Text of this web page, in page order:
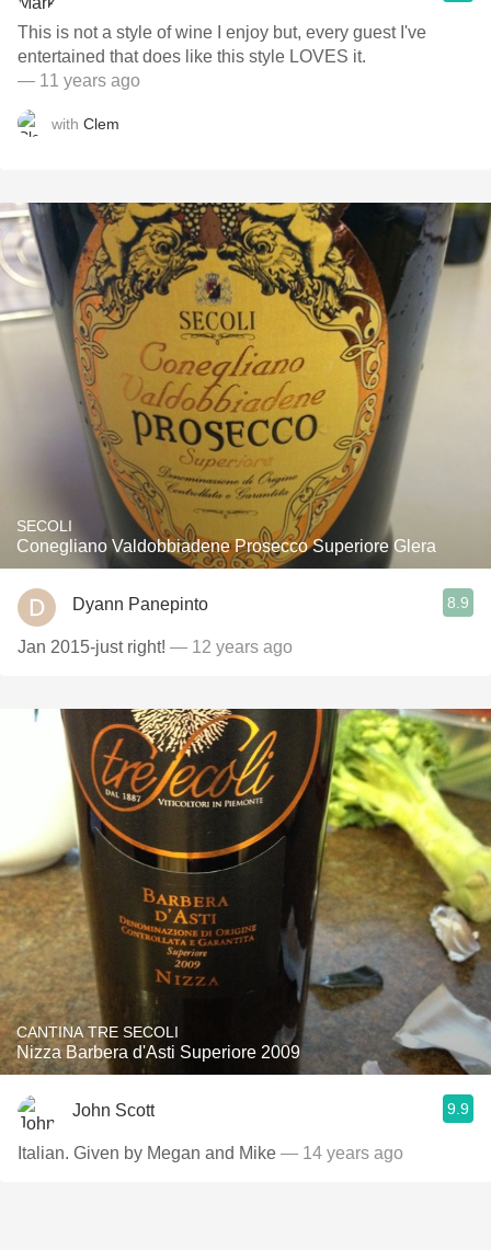
This is not a style of wine I enjoy but, every guest I've
entertained that does like this style LOVES it.
— 11 years ago
with Clem
SECOLI
Conegliano Valdobbiadene Prosecco Superiore Glera
Dyann Panepinto 8.9
Jan 2015-just right! — 12 years ago
CANTINA TRE SECOLI
Nizza Barbera d'Asti Superiore 2009
John Scott 9.9
Italian. Given by Megan and Mike — 14 years ago